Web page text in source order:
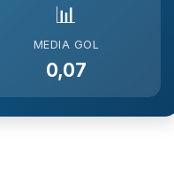
📊
MEDIA GOL
0,07